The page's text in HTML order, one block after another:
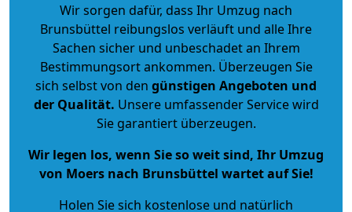
Wir sorgen dafür, dass Ihr Umzug nach
Brunsbüttel reibungslos verläuft und alle Ihre
Sachen sicher und unbeschadet an Ihrem
Bestimmungsort ankommen. Überzeugen Sie
sich selbst von den günstigen Angeboten und
der Qualität. Unsere umfassender Service wird
Sie garantiert überzeugen.
Wir legen los, wenn Sie so weit sind, Ihr Umzug
von Moers nach Brunsbüttel wartet auf Sie!
Holen Sie sich kostenlose und natürlich